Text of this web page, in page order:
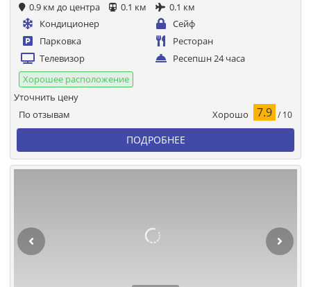
0.9 км до центра 0.1 км
0.1 км
Кондиционер
Сейф
Парковка
Ресторан
Телевизор
Ресепшн 24 часа
Хорошее расположение
По отзывам Хорошо 7.9 / 10
Уточнить цену
ПОДРОБНЕЕ